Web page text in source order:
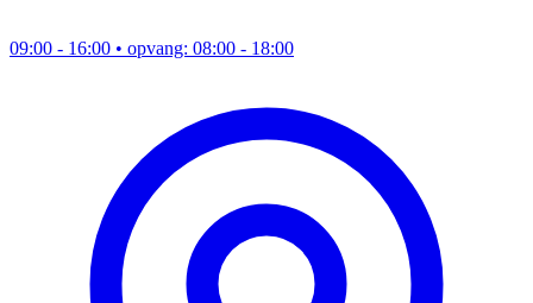
09:00 - 16:00 • opvang: 08:00 - 18:00